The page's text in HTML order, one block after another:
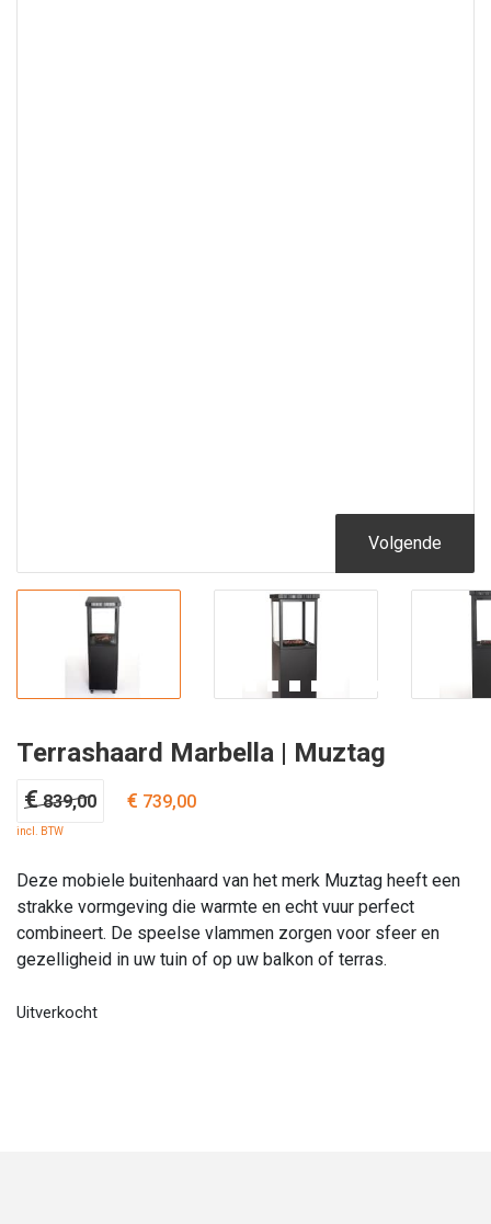
Volgende
Terrashaard Marbella | Muztag
€839,00
Oorspronkelijke
€ 839,00.
€ 739,00
€ 739,00.
incl. BTW
Deze mobiele buitenhaard van het merk Muztag heeft een
strakke vormgeving die warmte en echt vuur perfect
combineert. De speelse vlammen zorgen voor sfeer en
gezelligheid in uw tuin of op uw balkon of terras.
Uitverkocht